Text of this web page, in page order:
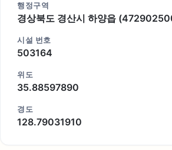
행정구역
경상북도 경산시 하양읍
시설 번호
503164
위도
35.88597890
경도
128.79031910